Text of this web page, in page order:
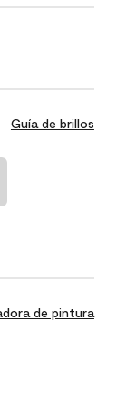
Guía de brillos
de pintura